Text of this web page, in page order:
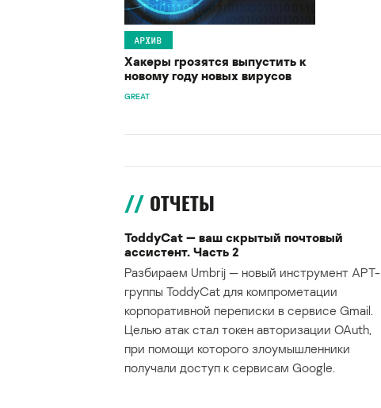
АРХИВ
Хакеры грозятся выпустить к
новому году новых вирусов
GREAT
ОТЧЕТЫ
ToddyCat — ваш скрытый почтовый
ассистент. Часть 2
Разбираем Umbrij — новый инструмент APT-
группы ToddyCat для компрометации
корпоративной переписки в сервисе Gmail.
Целью атак стал токен авторизации OAuth,
при помощи которого злоумышленники
получали доступ к сервисам Google.